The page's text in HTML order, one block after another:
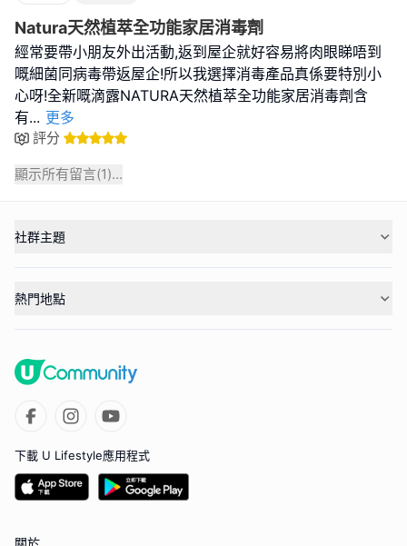
Natura天然植萃全功能家居消毒劑
經常要帶小朋友外出活動,返到屋企就好容易將肉眼睇唔到
嘅細菌同病毒帶返屋企!所以我選擇消毒產品真係要特別小
心呀!全新嘅滴露NATURA天然植萃全功能家居消毒劑含
有... 更多
評分
顯示所有留言(1)...
社群主題
熱門地點
下載 U Lifestyle應用程式
關於